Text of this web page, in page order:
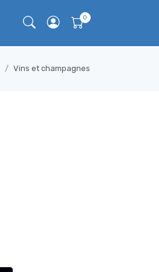
Vins et champagnes